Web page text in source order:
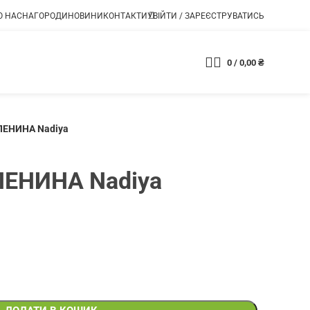
НАСНАГОРОДИНОВИНИКОНТАКТИУВІЙТИ / ЗАРЕЄСТРУВАТИСЬ
0 / 0,00 ₴
Nadiya
Nadiya